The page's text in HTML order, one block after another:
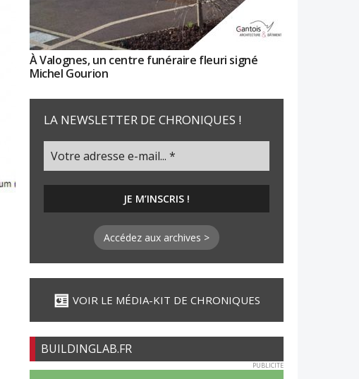
À Valognes, un centre funéraire fleuri signé
Michel Gourion
LA NEWSLETTER DE CHRONIQUES !
Accédez aux archives >
VOIR LE MÉDIA-KIT DE CHRONIQUES
BUILDINGLAB.FR
PUBLICITE